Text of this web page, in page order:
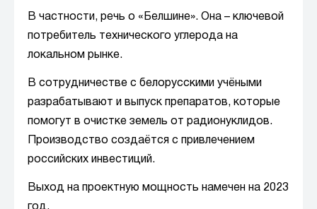
В частности, речь о «Белшине». Она – ключевой
потребитель технического углерода на
локальном рынке.
В сотрудничестве с белорусскими учёными
разрабатывают и выпуск препаратов, которые
помогут в очистке земель от радионуклидов.
Производство создаётся с привлечением
российских инвестиций.
Выход на проектную мощность намечен на 2023
год.